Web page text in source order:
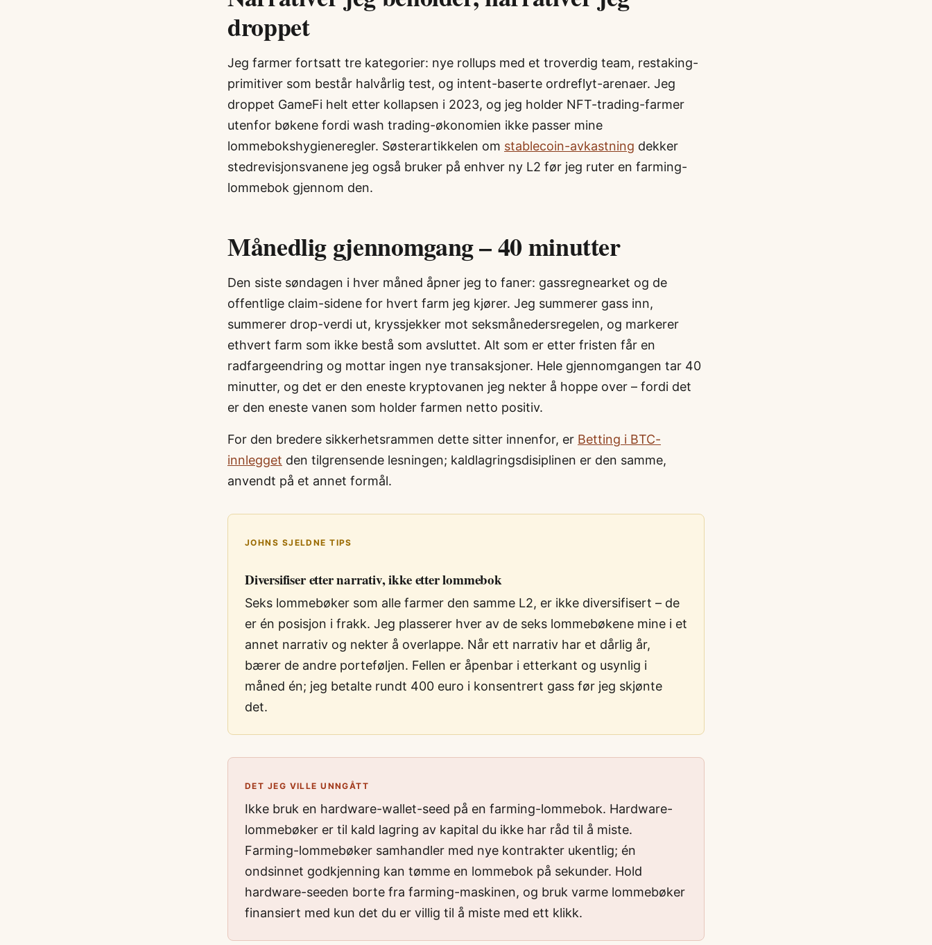
droppet
Jeg farmer fortsatt tre kategorier: nye rollups med et troverdig team, restaking-
primitiver som består halvårlig test, og intent-baserte ordreflyt-arenaer. Jeg
droppet GameFi helt etter kollapsen i 2023, og jeg holder NFT-trading-farmer
utenfor bøkene fordi wash trading-økonomien ikke passer mine
lommebokshygieneregler. Søsterartikkelen om stablecoin-avkastning dekker
stedrevisjonsvanene jeg også bruker på enhver ny L2 før jeg ruter en farming-
lommebok gjennom den.
Månedlig gjennomgang – 40 minutter
Den siste søndagen i hver måned åpner jeg to faner: gassregnearket og de
offentlige claim-sidene for hvert farm jeg kjører. Jeg summerer gass inn,
summerer drop-verdi ut, kryssjekker mot seksmånedersregelen, og markerer
ethvert farm som ikke bestå som avsluttet. Alt som er etter fristen får en
radfargeendring og mottar ingen nye transaksjoner. Hele gjennomgangen tar 40
minutter, og det er den eneste kryptovanen jeg nekter å hoppe over – fordi det
er den eneste vanen som holder farmen netto positiv.
For den bredere sikkerhetsrammen dette sitter innenfor, er Betting i BTC-
innlegget den tilgrensende lesningen; kaldlagringsdisiplinen er den samme,
anvendt på et annet formål.
JOHNS SJELDNE TIPS
Diversifiser etter narrativ, ikke etter lommebok
Seks lommebøker som alle farmer den samme L2, er ikke diversifisert – de
er én posisjon i frakk. Jeg plasserer hver av de seks lommebøkene mine i et
annet narrativ og nekter å overlappe. Når ett narrativ har et dårlig år,
bærer de andre porteføljen. Fellen er åpenbar i etterkant og usynlig i
måned én; jeg betalte rundt 400 euro i konsentrert gass før jeg skjønte
det.
DET JEG VILLE UNNGÅTT
Ikke bruk en hardware-wallet-seed på en farming-lommebok. Hardware-
lommebøker er til kald lagring av kapital du ikke har råd til å miste.
Farming-lommebøker samhandler med nye kontrakter ukentlig; én
ondsinnet godkjenning kan tømme en lommebok på sekunder. Hold
hardware-seeden borte fra farming-maskinen, og bruk varme lommebøker
finansiert med kun det du er villig til å miste med ett klikk.